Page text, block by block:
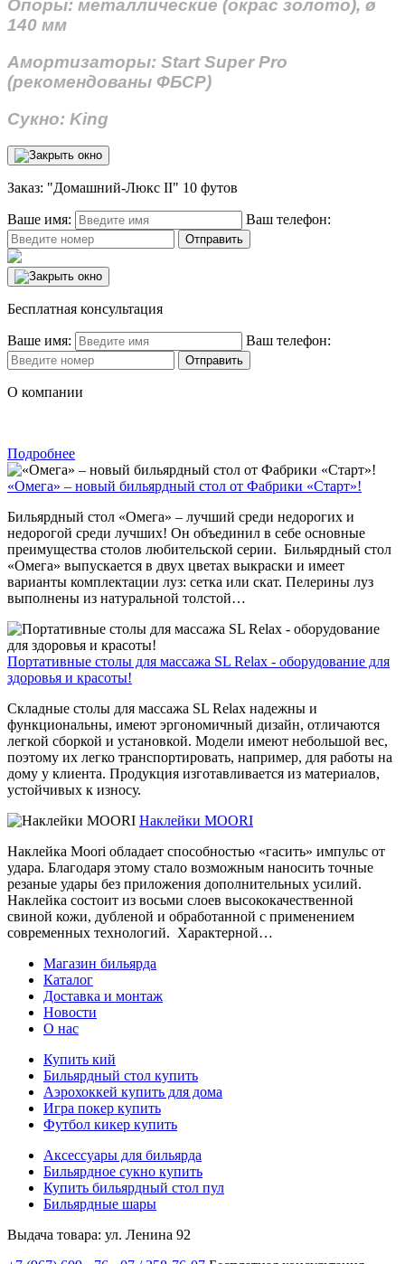
Опоры: металлические (окрас золото), ø
140 мм
Амортизаторы: Start Super Pro
(рекомендованы ФБСР)
Сукно: King
Заказ: "Домашний-Люкс II" 10 футов
Ваше имя: Ваш телефон:
Бесплатная консультация
Ваше имя: Ваш телефон:
О компании
Подробнее
«Омега» – новый бильярдный стол от Фабрики «Старт»!
Бильярдный стол «Омега» – лучший среди недорогих и
недорогой среди лучших! Он объединил в себе основные
преимущества столов любительской серии. Бильярдный стол
«Омега» выпускается в двух цветах выкраски и имеет
варианты комплектации луз: сетка или скат. Пелерины луз
выполнены из натуральной толстой…
Портативные столы для массажа SL Relax - оборудование для
здоровья и красоты!
Складные столы для массажа SL Relax надежны и
функциональны, имеют эргономичный дизайн, отличаются
легкой сборкой и установкой. Модели имеют небольшой вес,
поэтому их легко транспортировать, например, для работы на
дому у клиента. Продукция изготавливается из материалов,
устойчивых к износу.
Наклейки MOORI
Наклейка Moori обладает способностью «гасить» импульс от
удара. Благодаря этому стало возможным наносить точные
резаные удары без приложения дополнительных усилий.
Наклейка состоит из восьми слоев высококачественной
свиной кожи, дубленой и обработанной с применением
современных технологий. Характерной…
Магазин бильярда
Каталог
Доставка и монтаж
Новости
О нас
Купить кий
Бильярдный стол купить
Аэрохоккей купить для дома
Игра покер купить
Футбол кикер купить
Аксессуары для бильярда
Бильярдное сукно купить
Купить бильярдный стол пул
Бильярдные шары
Выдача товара: ул. Ленина 92